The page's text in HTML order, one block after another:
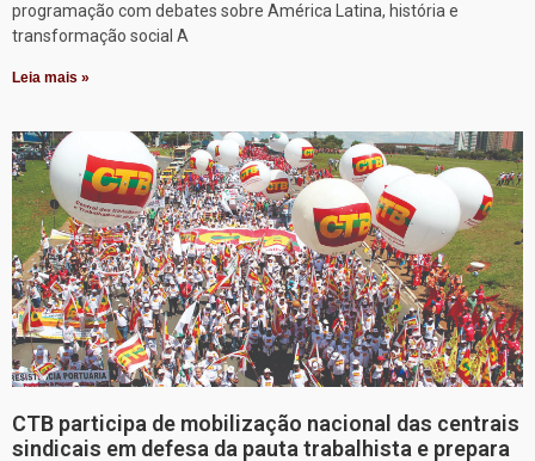
programação com debates sobre América Latina, história e
transformação social A
Leia mais »
CTB participa de mobilização nacional das centrais
sindicais em defesa da pauta trabalhista e prepara